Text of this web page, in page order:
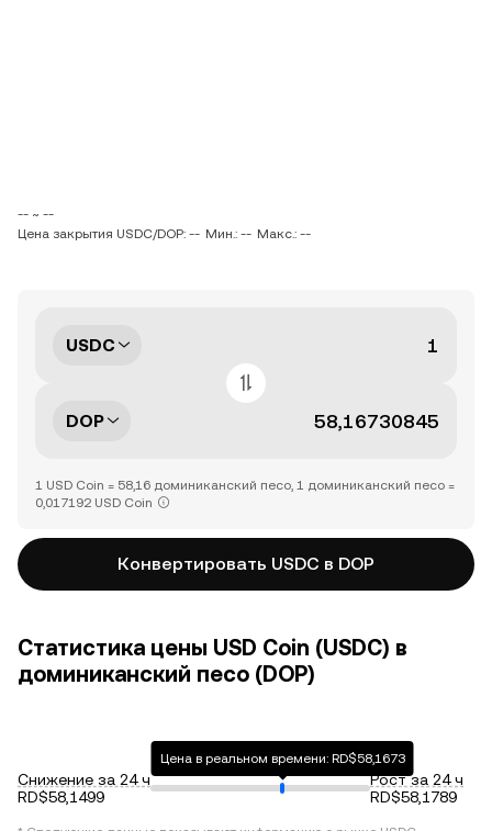
-- ~ --
Цена закрытия USDC/DOP: -- Мин.: -- Макс.: --
USDC
DOP
1 USD Coin = 58,16 доминиканский песо, 1 доминиканский песо =
0,017192 USD Coin
Конвертировать USDC в DOP
Статистика цены USD Coin (USDC) в
доминиканский песо (DOP)
Снижение за 24 ч
RD$58,1499
Цена в реальном времени: RD$58,1673
Рост за 24 ч
RD$58,1789